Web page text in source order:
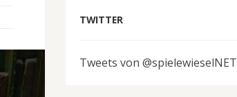
TWITTER
Tweets von @spielewieselNET